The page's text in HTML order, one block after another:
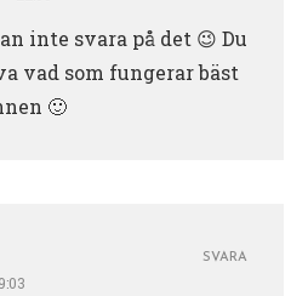
inte svara på det 😉 Du
vad som fungerar bäst
🙂
SVARA